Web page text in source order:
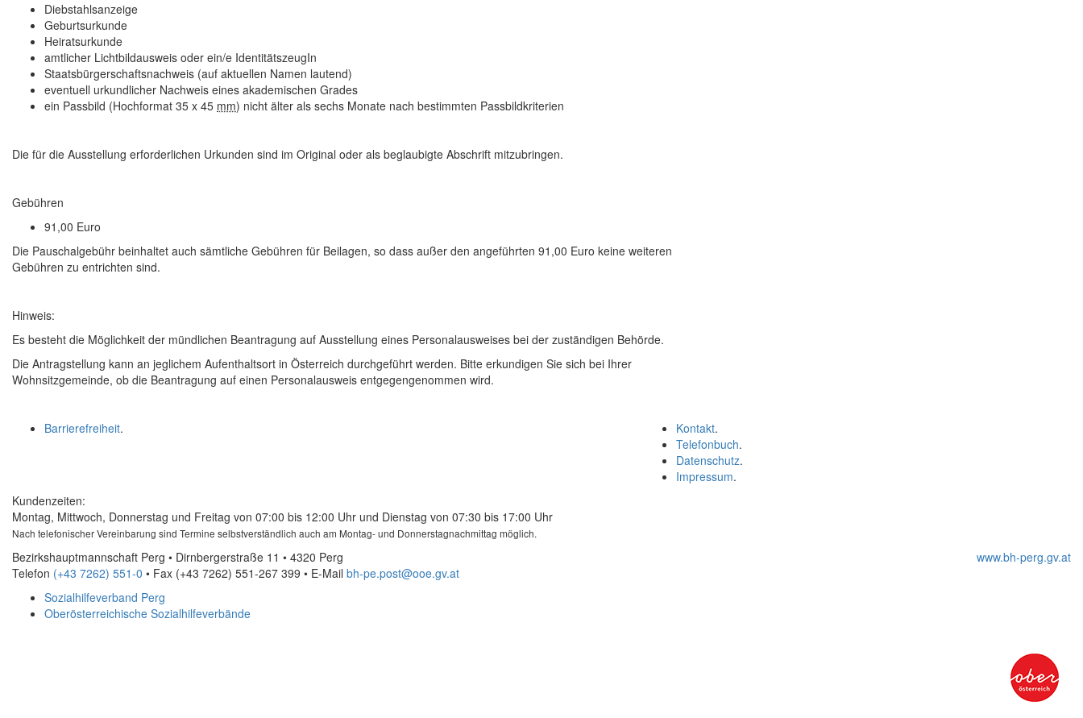
Diebstahlsanzeige
Geburtsurkunde
Heiratsurkunde
amtlicher Lichtbildausweis oder ein/e IdentitätszeugIn
Staatsbürgerschaftsnachweis (auf aktuellen Namen lautend)
eventuell urkundlicher Nachweis eines akademischen Grades
ein Passbild (Hochformat 35 x 45 mm) nicht älter als sechs Monate nach bestimmten Passbildkriterien
Die für die Ausstellung erforderlichen Urkunden sind im Original oder als beglaubigte Abschrift mitzubringen.
Gebühren
91,00 Euro
Die Pauschalgebühr beinhaltet auch sämtliche Gebühren für Beilagen, so dass außer den angeführten 91,00 Euro keine weiteren
Gebühren zu entrichten sind.
Hinweis:
Es besteht die Möglichkeit der mündlichen Beantragung auf Ausstellung eines Personalausweises bei der zuständigen Behörde.
Die Antragstellung kann an jeglichem Aufenthaltsort in Österreich durchgeführt werden. Bitte erkundigen Sie sich bei Ihrer
Wohnsitzgemeinde, ob die Beantragung auf einen Personalausweis entgegengenommen wird.
Kontakt.
Telefonbuch.
Datenschutz.
Impressum.
Barrierefreiheit.
Kundenzeiten:
Montag, Mittwoch, Donnerstag und Freitag von 07:00 bis 12:00 Uhr und Dienstag von 07:30 bis 17:00 Uhr
Nach telefonischer Vereinbarung sind Termine selbstverständlich auch am Montag- und Donnerstagnachmittag möglich.
Bezirkshauptmannschaft Perg • Dirnbergerstraße 11 • 4320 Perg
Telefon (+43 7262) 551-0 • Fax (+43 7262) 551-267 399 • E-Mail bh-pe.post@ooe.gv.at
www.bh-perg.gv.at
Sozialhilfeverband Perg
Oberösterreichische Sozialhilfeverbände